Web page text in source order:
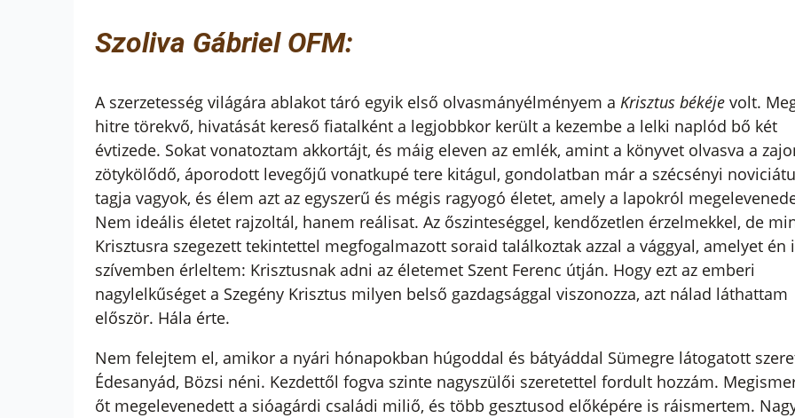
Szoliva Gábriel OFM:
A szerzetesség világára ablakot táró egyik első olvasmányélményem a Krisztus békéjevolt.
hitre törekvő, hivatását kereső fiatalként a legjobbkor került a kezembe a lelki naplód bő két
évtizede. Sokat vonatoztam akkortájt, és máig eleven az emlék, amint a könyvet olvasva a
zötykölődő, áporodott levegőjű vonatkupé tere kitágul, gondolatban már a szécsényi
tagja vagyok, és élem azt az egyszerű és mégis ragyogó életet, amely a lapokról
Nem ideális életet rajzoltál, hanem reálisat. Az őszinteséggel, kendőzetlen érzelmekkel, de
Krisztusra szegezett tekintettel megfogalmazott soraid találkoztak azzal a vággyal, amelyet én
szívemben érleltem: Krisztusnak adni az életemet Szent Ferenc útján. Hogy ezt az emberi
nagylelkűséget a Szegény Krisztus milyen belső gazdagsággal viszonozza, azt nálad láthattam
először. Hála érte.
Nem felejtem el, amikor a nyári hónapokban húgoddal és bátyáddal Sümegre látogatott
Édesanyád, Bözsi néni. Kezdettől fogva szinte nagyszülői szeretettel fordult hozzám.
őt megelevenedett a sióagárdi családi miliő, és több gesztusod előképére is ráismertem.